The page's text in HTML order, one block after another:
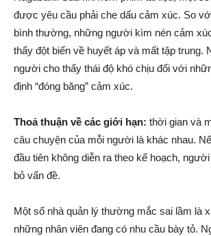
được yêu cầu phải che dấu cảm xúc. So
bình thường, những người kìm nén cảm
thấy đột biến về huyết áp và mất tập trung.
người cho thấy thái độ khó chịu đối với
định “đóng băng” cảm xúc.
Thoả thuận về các giới hạn: thời gian và
câu chuyện của mỗi người là khác nhau.
đầu tiên không diễn ra theo kế hoạch,
bỏ vấn đề.
Một số nhà quản lý thường mắc sai lầm là
những nhân viên đang có nhu cầu bày tỏ.